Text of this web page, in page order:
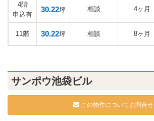
4階
申込有
30.22坪 相談 4ヶ月
11階 30.22坪 相談 8ヶ月
サンポウ池袋ビル
この物件についてお問合せ